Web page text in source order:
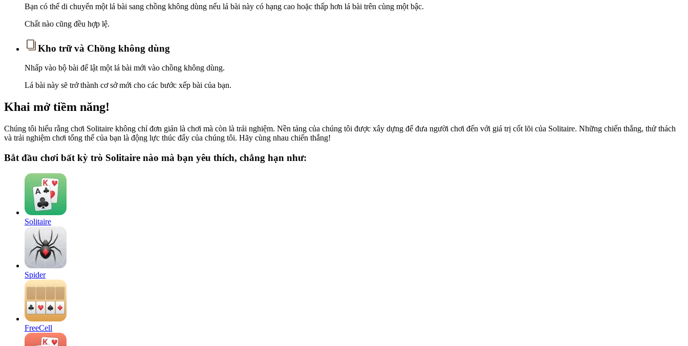
Bạn có thể di chuyển một lá bài sang chồng không dùng nếu lá bài này có hạng cao hoặc thấp hơn lá bài trên cùng một bậc.
Chất nào cũng đều hợp lệ.
Kho trữ và Chồng không dùng
Nhấp vào bộ bài để lật một lá bài mới vào chồng không dùng.
Lá bài này sẽ trở thành cơ sở mới cho các bước xếp bài của bạn.
Khai mở tiềm năng!
Chúng tôi hiểu rằng chơi Solitaire không chỉ đơn giản là chơi mà còn là trải nghiệm. Nền tảng của chúng tôi được xây dựng để đưa người chơi đến với giá trị cốt lõi của Solitaire. Những chiến thắng, thử thách
và trải nghiệm chơi tổng thể của bạn là động lực thúc đẩy của chúng tôi. Hãy cùng nhau chiến thắng!
Bắt đầu chơi bất kỳ trò Solitaire nào mà bạn yêu thích, chẳng hạn như:
Solitaire
Spider
FreeCell